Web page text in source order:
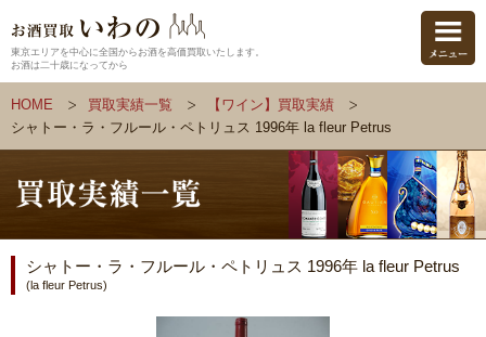
東京エリアを中心に全国からお酒を高価買取いたします。
お酒は二十歳になってから
HOME 買取実績一覧
【ワイン】買取実績
シャトー・ラ・フルール・ペトリュス 1996年 la fleur Petrus
シャトー・ラ・フルール・ペトリュス 1996年 la fleur Petrus
(la fleur Petrus)